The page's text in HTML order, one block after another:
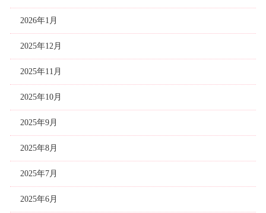
2026年1月
2025年12月
2025年11月
2025年10月
2025年9月
2025年8月
2025年7月
2025年6月